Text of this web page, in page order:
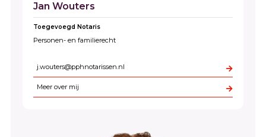
Jan Wouters
Toegevoegd Notaris
Personen- en familierecht
j.wouters@pphnotarissen.nl
Meer over mij